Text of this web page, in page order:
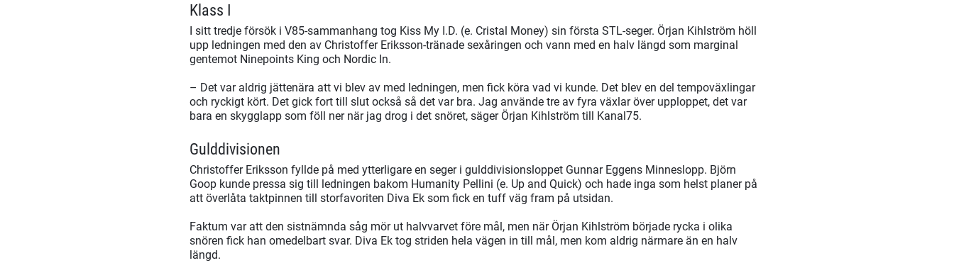
Klass I
I sitt tredje försök i V85-sammanhang tog Kiss My I.D. (e. Cristal Money) sin första STL-seger. Örjan Kihlström höll
upp ledningen med den av Christoffer Eriksson-tränade sexåringen och vann med en halv längd som marginal
gentemot Ninepoints King och Nordic In.
– Det var aldrig jättenära att vi blev av med ledningen, men fick köra vad vi kunde. Det blev en del tempoväxlingar
och ryckigt kört. Det gick fort till slut också så det var bra. Jag använde tre av fyra växlar över upploppet, det var
bara en skygglapp som föll ner när jag drog i det snöret, säger Örjan Kihlström till Kanal75.
Gulddivisionen
Christoffer Eriksson fyllde på med ytterligare en seger i gulddivisionsloppet Gunnar Eggens Minneslopp. Björn
Goop kunde pressa sig till ledningen bakom Humanity Pellini (e. Up and Quick) och hade inga som helst planer på
att överlåta taktpinnen till storfavoriten Diva Ek som fick en tuff väg fram på utsidan.
Faktum var att den sistnämnda såg mör ut halvvarvet före mål, men när Örjan Kihlström började rycka i olika
snören fick han omedelbart svar. Diva Ek tog striden hela vägen in till mål, men kom aldrig närmare än en halv
längd.